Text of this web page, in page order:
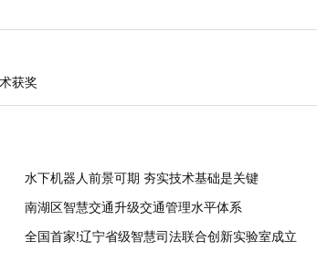
获奖
水下机器人前景可期 夯实技术基础是关键
南湖区智慧交通升级交通管理水平体系
全国首家!辽宁省级智慧司法联合创新实验室成立